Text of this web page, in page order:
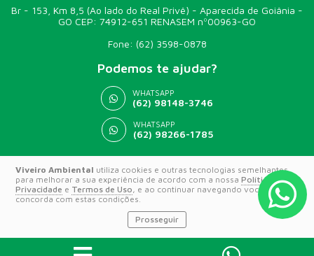
Viveiro Ambiental utiliza cookies e outras tecnologias semelhantes
para melhorar a sua experiência de acordo com a nossa Política de
Privacidade e Termos de Uso, e ao continuar navegando você
concorda com estas condições.
Prosseguir
Br - 153, Km 8,5 (Ao lado do Real Privê) - Aparecida de Goiânia -
GO CEP: 74912-651 RENASEM nº00963-GO
Fone: (62) 3598-0878
Podemos te ajudar?
WHATSAPP
(62) 98148-3746
WHATSAPP
(62) 98266-1785
© 2026 VIVEIRO AMBIENTAL